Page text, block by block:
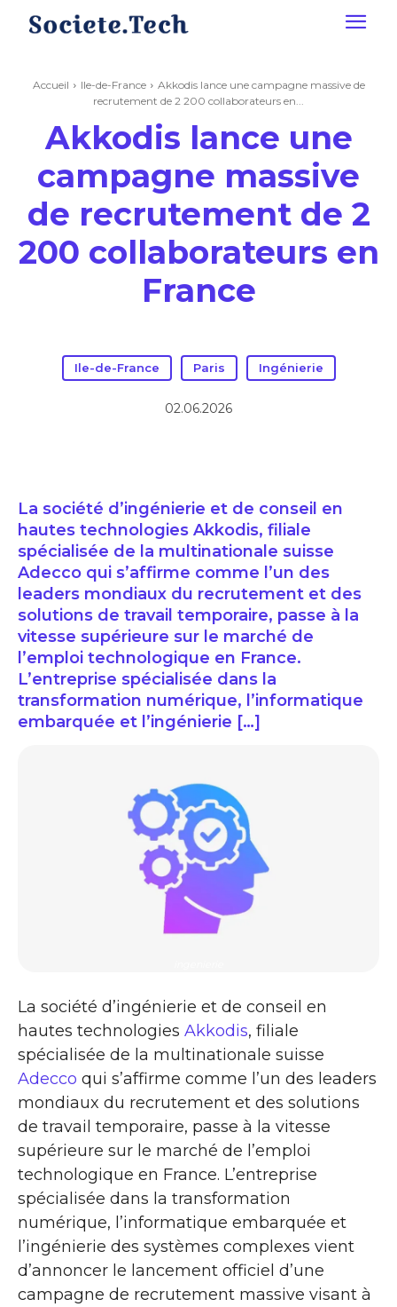
Accueil Ile-de-France
Akkodis lance une campagne massive de
recrutement de 2 200 collaborateurs en...
Akkodis lance une
campagne massive
de recrutement de 2
200 collaborateurs en
France
Ile-de-France Paris Ingénierie
02.06.2026
La société d’ingénierie et de conseil en
hautes technologies Akkodis, filiale
spécialisée de la multinationale suisse
Adecco qui s’affirme comme l’un des
leaders mondiaux du recrutement et des
solutions de travail temporaire, passe à la
vitesse supérieure sur le marché de
l’emploi technologique en France.
L’entreprise spécialisée dans la
transformation numérique, l’informatique
embarquée et l’ingénierie […]
La société d’ingénierie et de conseil en
hautes technologies Akkodis, filiale
spécialisée de la multinationale suisse
Adecco qui s’affirme comme l’un des leaders
mondiaux du recrutement et des solutions
de travail temporaire, passe à la vitesse
supérieure sur le marché de l’emploi
technologique en France. L’entreprise
spécialisée dans la transformation
numérique, l’informatique embarquée et
l’ingénierie des systèmes complexes vient
d’annoncer le lancement officiel d’une
campagne de recrutement massive visant à